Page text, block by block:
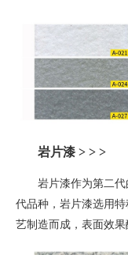
岩片漆 > > >
岩片漆作为第二
代品种 ， 岩片漆选用
艺制造而成，表面效果